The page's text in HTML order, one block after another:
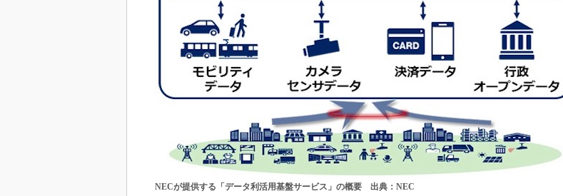
NECが提供する「データ利活用基盤サービス」の概要 出典：NEC